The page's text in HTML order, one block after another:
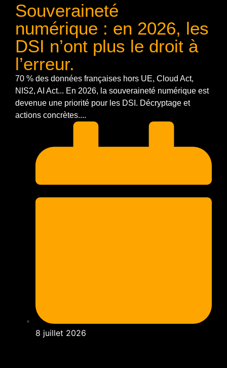
Souveraineté
numérique : en 2026, les
DSI n’ont plus le droit à
l’erreur.
70 % des données françaises hors UE, Cloud Act,
NIS2, AI Act... En 2026, la souveraineté numérique est
devenue une priorité pour les DSI. Décryptage et
actions concrètes....
8 juillet 2026